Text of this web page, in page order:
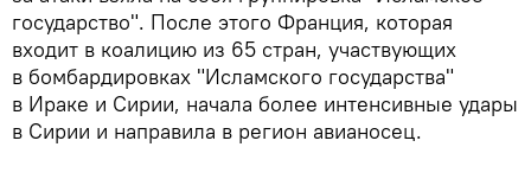
государство". После этого Франция, которая
входит в коалицию из 65 стран, участвующих
в бомбардировках "Исламского государства"
в Ираке и Сирии, начала более интенсивные удары
в Сирии и направила в регион авианосец.